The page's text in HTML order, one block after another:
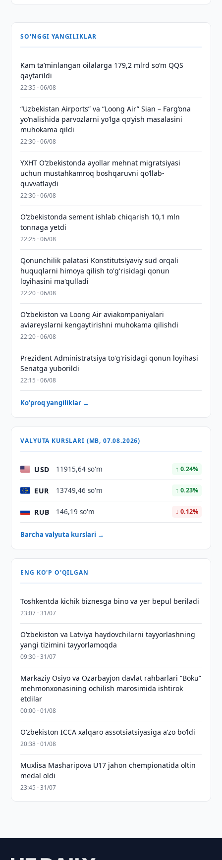
SO'NGGI YANGILIKLAR
Kam taʼminlangan oilalarga 179,2 mlrd so‘m QQS
qaytarildi
22:35 · 06/08
“Uzbekistan Airports” va “Loong Air” Sian – Farg‘ona
yo‘nalishida parvozlarni yo‘lga qo‘yish masalasini
muhokama qildi
22:30 · 06/08
YXHT O‘zbekistonda ayollar mehnat migratsiyasi
uchun mustahkamroq boshqaruvni qo‘llab-
quvvatlaydi
22:30 · 06/08
O‘zbekistonda sement ishlab chiqarish 10,1 mln
tonnaga yetdi
22:25 · 06/08
Qonunchilik palatasi Konstitutsiyaviy sud orqali
huquqlarni himoya qilish to'g'risidagi qonun
loyihasini ma'qulladi
22:20 · 06/08
Oʻzbekiston va Loong Air aviakompaniyalari
aviareyslarni kengaytirishni muhokama qilishdi
22:20 · 06/08
Prezident Administratsiya to'g'risidagi qonun loyihasi
Senatga yuborildi
22:15 · 06/08
Ko'proq yangiliklar →
VALYUTA KURSLARI (MB, 07.08.2026)
USD 11915,64 so'm ↑ 0.24%
EUR 13749,46 so'm ↑ 0.23%
RUB 146,19 so'm ↓ 0.12%
Barcha valyuta kurslari →
ENG KO'P O'QILGAN
Toshkentda kichik biznesga bino va yer bepul beriladi
23:07 · 31/07
Oʻzbekiston va Latviya haydovchilarni tayyorlashning
yangi tizimini tayyorlamoqda
09:30 · 31/07
Markaziy Osiyo va Ozarbayjon davlat rahbarlari “Boku”
mehmonxonasining ochilish marosimida ishtirok
etdilar
00:00 · 01/08
O‘zbekiston ICCA xalqaro assotsiatsiyasiga aʼzo bo‘ldi
20:38 · 01/08
Muxlisa Masharipova U17 jahon chempionatida oltin
medal oldi
23:45 · 31/07